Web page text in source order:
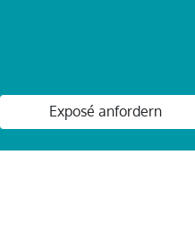
Exposé anfordern